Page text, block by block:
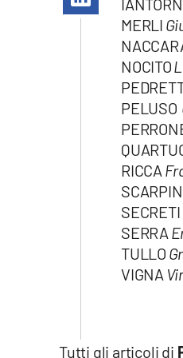
Vai
Tutti gli articoli di
MERLI
NOCITO
PELUSO
RICCA
SECRETI
SERRA
TULLO
VIGNA